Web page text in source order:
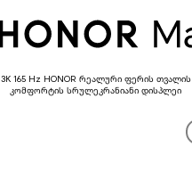
3K 165 Hz HONOR რეალური ფერის თვალის
კომფორტის სრულეკრანიანი დისპლეი